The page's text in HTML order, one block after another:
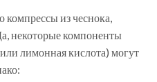
компрессы из чеснока,
некоторые компоненты
лимонная кислота) могут